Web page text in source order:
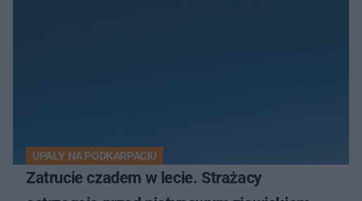
UPAŁY NA PODKARPACIU
Zatrucie czadem w lecie. Strażacy